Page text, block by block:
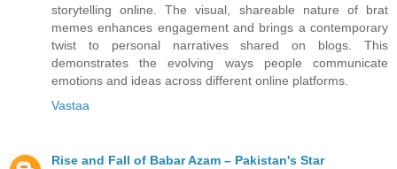
storytelling online. The visual, shareable nature of brat
memes enhances engagement and brings a contemporary
twist to personal narratives shared on blogs. This
demonstrates the evolving ways people communicate
emotions and ideas across different online platforms.
Vastaa
Rise and Fall of Babar Azam – Pakistan's Star